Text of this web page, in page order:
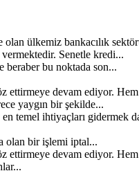
ülkemiz bankacılık
Senetle kredi...
beraber bu noktada son...
ettirmeye devam ediyor.
yaygın bir şekilde...
temel ihtiyaçları gidermek
olan bir işlemi iptal...
ettirmeye devam ediyor.